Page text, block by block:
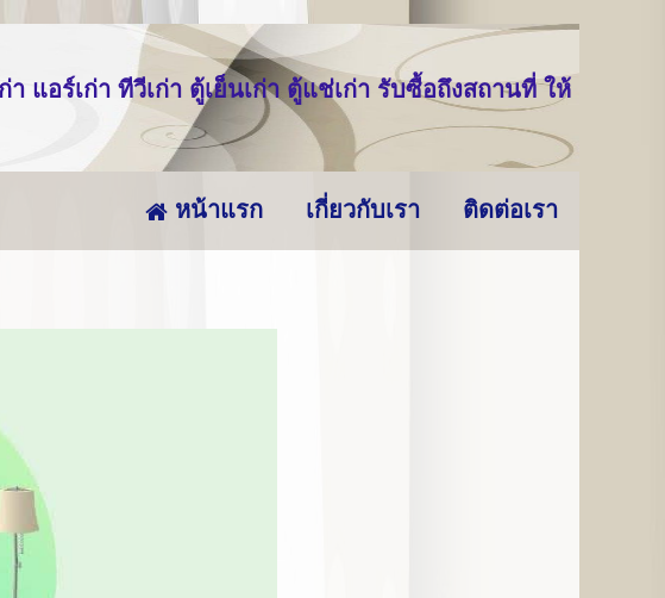
า แอร์เก่า ทีวีเก่า ตู้เย็นเก่า ตู้แช่เก่า รับซื้อถึงสถานที่ ให้
หน้าแรก เกี่ยวกับเรา ติดต่อเรา